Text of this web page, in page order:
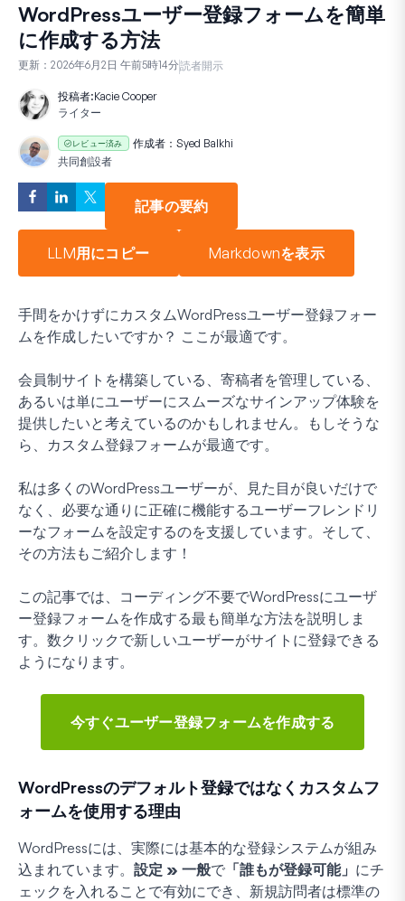
WordPressユーザー登録フォームを簡単
に作成する方法
更新： 2026年6月2日 午前5時14分読者開示
投稿者:Kacie Cooper
ライター
レビュー済み 作成者： Syed Balkhi
共同創設者
記事の要約
LLM用にコピー Markdownを表示
手間をかけずにカスタムWordPressユーザー登録フォー
ムを作成したいですか？ ここが最適です。
会員制サイトを構築している、寄稿者を管理している、
あるいは単にユーザーにスムーズなサインアップ体験を
提供したいと考えているのかもしれません。もしそうな
ら、カスタム登録フォームが最適です。
私は多くのWordPressユーザーが、見た目が良いだけで
なく、必要な通りに正確に機能するユーザーフレンドリ
ーなフォームを設定するのを支援しています。そして、
その方法もご紹介します！
この記事では、コーディング不要でWordPressにユーザ
ー登録フォームを作成する最も簡単な方法を説明しま
す。数クリックで新しいユーザーがサイトに登録できる
ようになります。
今すぐユーザー登録フォームを作成する
WordPressのデフォルト登録ではなくカスタムフ
ォームを使用する理由
WordPressには、実際には基本的な登録システムが組み
込まれています。 設定 » 一般で 「誰もが登録可能」 にチ
ェックを入れることで有効にでき、新規訪問者は標準の